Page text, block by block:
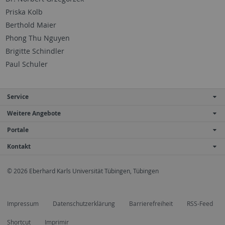
Priska Kolb
Berthold Maier
Phong Thu Nguyen
Brigitte Schindler
Paul Schuler
Service
Weitere Angebote
Portale
Kontakt
© 2026 Eberhard Karls Universität Tübingen, Tübingen
Impressum Datenschutzerklärung Barrierefreiheit RSS-Feed
Shortcut Imprimir